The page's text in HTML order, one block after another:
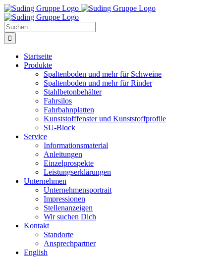
Zum
Inhalt
springen
Suche
nach:
Startseite
Produkte
Spaltenboden und mehr für Schweine
Spaltenboden und mehr für Rinder
Stahlbetonbehälter
Fahrsilos
Fahrbahnplatten
Kunststofffenster und Kunststoffprofile
SU-Block
Service
Informationsmaterial
Anleitungen
Einzelprospekte
Leistungserklärungen
Unternehmen
Unternehmensportrait
Impressionen
Stellenanzeigen
Wir suchen Dich
Kontakt
Standorte
Ansprechpartner
English